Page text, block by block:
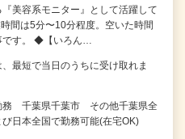
美容系モニター』として活躍して
間は5分〜10分程度。空いた時間
です。 ◆【いろん…
最短で当日のうちに受け取れま
務 千葉県千葉市 その他千葉県全
日本全国で勤務可能(在宅OK)